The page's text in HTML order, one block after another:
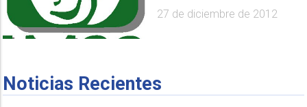
27 de diciembre de 2012
Noticias Recientes